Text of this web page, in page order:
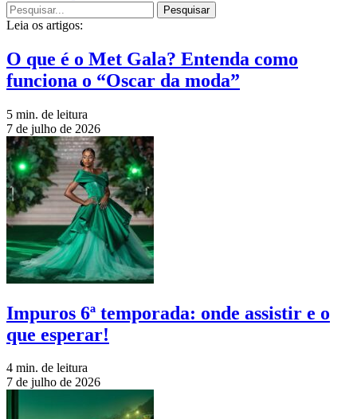
Pesquisar
Leia os artigos:
O que é o Met Gala? Entenda como
funciona o “Oscar da moda”
5 min. de leitura
7 de julho de 2026
Impuros 6ª temporada: onde assistir e o
que esperar!
4 min. de leitura
7 de julho de 2026